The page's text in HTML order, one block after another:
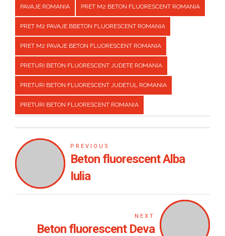
PAVAJE ROMANIA PRET M2 BETON FLUORESCENT ROMANIA
PRET M2 PAVAJE BBETON FLUORESCENT ROMANIA
PRET M2 PAVAJE BETON FLUORESCENT ROMANIA
PRETURI BETON FLUORESCENT JUDETE ROMANIA
PRETURI BETON FLUORESCENT JUDETUL ROMANIA
PRETURI BETON FLUORESCENT ROMANIA
PREVIOUS
Beton fluorescent Alba
Iulia
NEXT
Beton fluorescent Deva